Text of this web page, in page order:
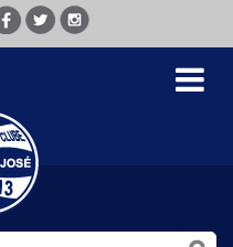
Toggle